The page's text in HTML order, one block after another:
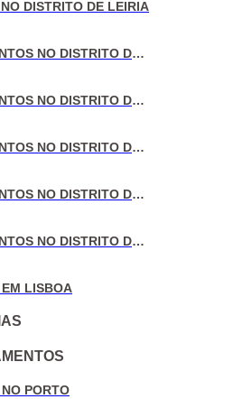
DISTRITO DE LEIRIA
VENDA DE APARTAMENTOS NO DISTRITO DE LISBOA
VENDA DE APARTAMENTOS NO DISTRITO DO PORTO
VENDA DE APARTAMENTOS NO DISTRITO DE AVEIRO
VENDA DE APARTAMENTOS NO DISTRITO DE COIMBRA
VENDA DE APARTAMENTOS NO DISTRITO DE LEIRIA
LISBOA
PORTO